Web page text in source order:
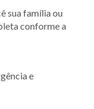
sua família ou
conforme a
e